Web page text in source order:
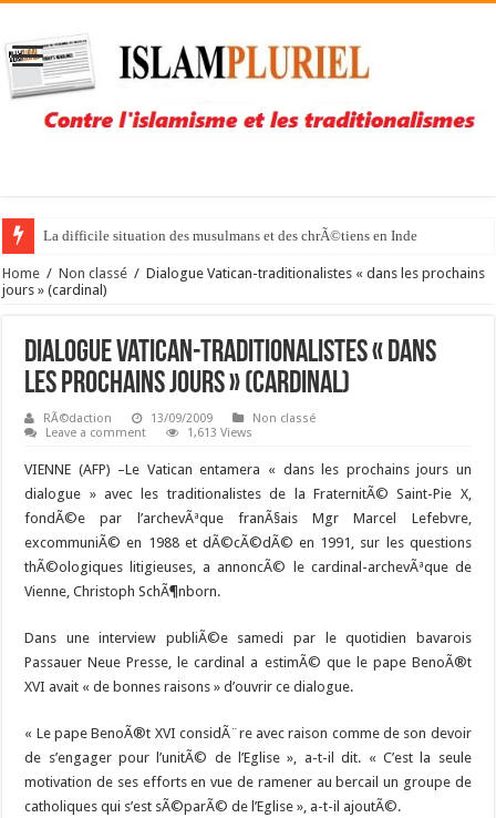
La difficile situation des musulmans et des chrÃ©tiens en Inde
Home / Non classé / Dialogue Vatican-traditionalistes « dans les prochains
jours » (cardinal)
Dialogue Vatican-traditionalistes « dans
les prochains jours » (cardinal)
RÃ©daction 13/09/2009
Non classé
Leave a comment
1,613 Views
VIENNE (AFP) –Le Vatican entamera « dans les prochains jours un
dialogue » avec les traditionalistes de la FraternitÃ© Saint-Pie X,
fondÃ©e par l’archevÃªque franÃ§ais Mgr Marcel Lefebvre,
excommuniÃ© en 1988 et dÃ©cÃ©dÃ© en 1991, sur les questions
thÃ©ologiques litigieuses, a annoncÃ© le cardinal-archevÃªque de
Vienne, Christoph SchÃ¶nborn.
Dans une interview publiÃ©e samedi par le quotidien bavarois
Passauer Neue Presse, le cardinal a estimÃ© que le pape BenoÃ®t
XVI avait « de bonnes raisons » d’ouvrir ce dialogue.
« Le pape BenoÃ®t XVI considÃ¨re avec raison comme de son devoir
de s’engager pour l’unitÃ© de l’Eglise », a-t-il dit. « C’est la seule
motivation de ses efforts en vue de ramener au bercail un groupe de
catholiques qui s’est sÃ©parÃ© de l’Eglise », a-t-il ajoutÃ©.